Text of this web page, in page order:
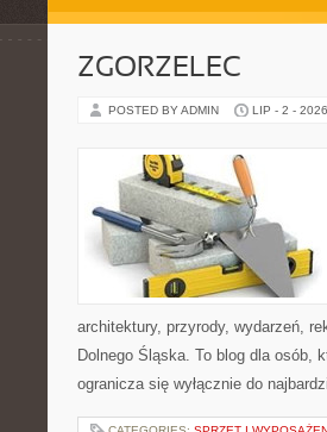
ZGORZELEC
POSTED BY ADMIN LIP - 2 - 2026
architektury, przyrody, wydarzeń,
Dolnego Śląska. To blog dla osób,
ogranicza się wyłącznie do